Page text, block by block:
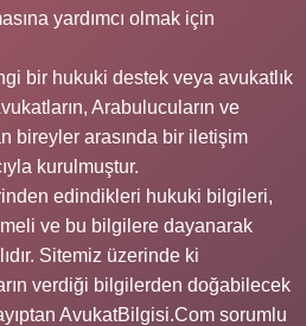
yardımcı olmak için
bir hukuki destek veya avukatlık
Arabulucuların ve
bireyler arasında bir iletişim
kurulmuştur.
edindikleri hukuki bilgileri,
ve bu bilgilere dayanarak
Sitemiz üzerinde ki
verdiği bilgilerden doğabilecek
AvukatBilgisi.Com sorumlu